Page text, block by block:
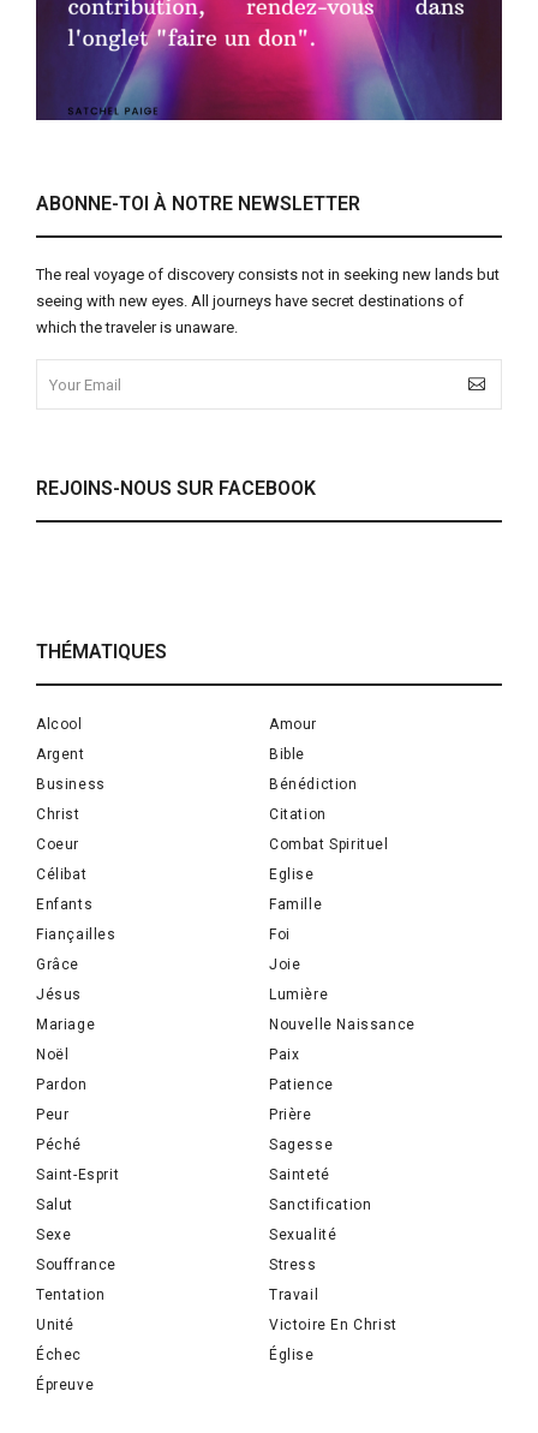
ABONNE-TOI À NOTRE NEWSLETTER
The real voyage of discovery consists not in seeking new lands but
seeing with new eyes. All journeys have secret destinations of
which the traveler is unaware.
REJOINS-NOUS SUR FACEBOOK
THÉMATIQUES
Alcool
Amour
Argent
Bible
Business
Bénédiction
Christ
Citation
Coeur
Combat Spirituel
Célibat
Eglise
Enfants
Famille
Fiançailles
Foi
Grâce
Joie
Jésus
Lumière
Mariage
Nouvelle Naissance
Noël
Paix
Pardon
Patience
Peur
Prière
Péché
Sagesse
Saint-Esprit
Sainteté
Salut
Sanctification
Sexe
Sexualité
Souffrance
Stress
Tentation
Travail
Unité
Victoire En Christ
Échec
Église
Épreuve